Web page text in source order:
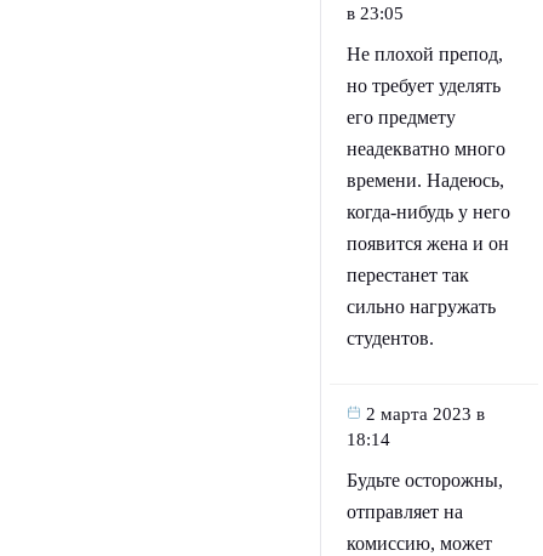
в 23:05
Не плохой препод,
но требует уделять
его предмету
неадекватно много
времени. Надеюсь,
когда-нибудь у него
появится жена и он
перестанет так
сильно нагружать
студентов.
2 марта 2023 в
18:14
Будьте осторожны,
отправляет на
комиссию, может